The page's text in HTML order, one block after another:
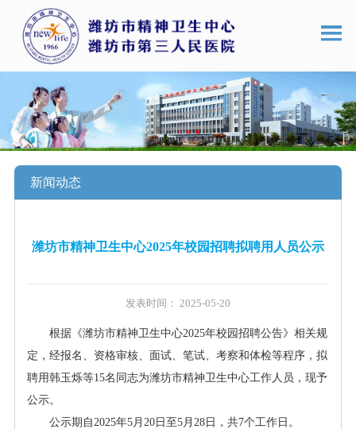
新闻动态
潍坊市精神卫生中心2025年校园招聘拟聘用人员公示
发表时间： 2025-05-20
根据《潍坊市精神卫生中心2025年校园招聘公告》相关规
定，经报名、资格审核、面试、笔试、考察和体检等程序，拟
聘用韩玉烁等1 5名同志为潍坊市精神卫生中心工作人员，现予
公示。
公示期自 2025年5月 20日至5月 28日，共7个工作日。